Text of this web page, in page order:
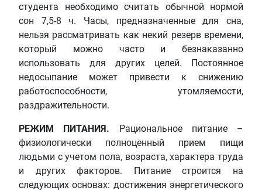
студента необходимо считать обычной нормой
сон 7,5-8 ч. Часы, предназначенные для сна,
нельзя рассматривать как некий резерв времени,
который можно часто и безнаказанно
использовать для других целей. Постоянное
недосыпание может привести к снижению
работоспособности, утомляемости,
раздражительности.
РЕЖИМ ПИТАНИЯ. Рациональное питание –
физиологически полноценный прием пищи
людьми с учетом пола, возраста, характера труда
и других факторов. Питание строится на
следующих основах: достижения энергетического